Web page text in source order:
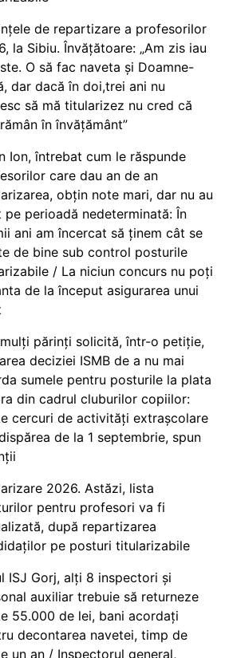
de repartizare a profesorilor
la Sibiu. Învățătoare: „Am zis iau
O să fac naveta și Doamne-
dar dacă în doi,trei ani nu
să mă titularizez nu cred că
în învățământ”
Ion, întrebat cum le răspunde
care dau an de an
obțin note mari, dar nu au
pe perioadă nedeterminată: În
ani am încercat să ținem cât se
de bine sub control posturile
/ La niciun concurs nu poți
de la început asigurarea unui
părinți solicită, într-o petiție,
deciziei ISMB de a nu mai
sumele pentru posturile la plata
din cadrul cluburilor copiilor:
cercuri de activități extrașcolare
de la 1 septembrie, spun
2026. Astăzi, lista
pentru profesori va fi
după repartizarea
pe posturi titularizabile
ISJ Gorj, alți 8 inspectori și
auxiliar trebuie să returneze
55.000 de lei, bani acordați
decontarea navetei, timp de
un an / Inspectorul general,